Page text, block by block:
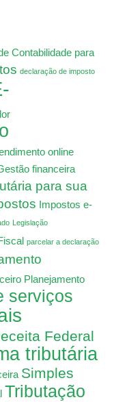
Contabilidade para
declaração de imposto
online
financeira
para sua
Impostos e-
Legislação
parcelar a declaração
Planejamento
serviços
Federal
tributária
Simples
Tributação